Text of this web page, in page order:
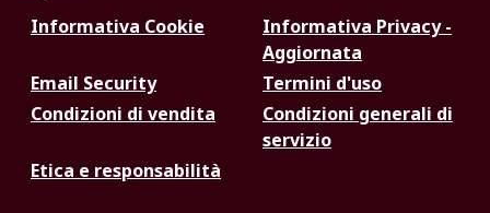
Informativa Cookie
Informativa Privacy -
Aggiornata
Email Security
Termini d'uso
Condizioni di vendita
Condizioni generali di
servizio
Etica e responsabilità